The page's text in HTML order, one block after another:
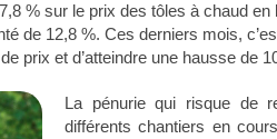
% sur le prix des tôles à chaud
de 12,8 %. Ces derniers mois,
prix et d’atteindre une hausse de
La pénurie qui risque de
différents chantiers en